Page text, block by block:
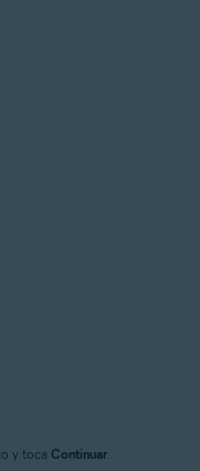
y toca Continuar